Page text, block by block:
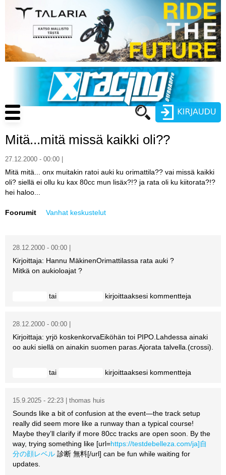
pääsisältöön
Käyttäjätunnus
Main
navigation
ENDURO
YLEISTÄ ALALTA
MEDIATIEDOT
Mitä...mitä missä kaikki oli??
27.12.2000 - 00:00 |
Mitä mitä... onx muitakin ratoi auki ku orimattila?? vai missä kaikki
oli? siellä ei ollu ku kax 80cc mun lisäx?!? ja rata oli ku kiitorata?!?
hei haloo...
Foorumit Vanhat keskustelut
28.12.2000 - 00:00 |
Kirjoittaja: Hannu MäkinenOrimattilassa rata auki ?
Mitkä on aukioloajat ?
tai kirjoittaaksesi kommentteja
28.12.2000 - 00:00 |
Kirjoittaja: yrjö koskenkorvaEiköhän toi PIPO.Lahdessa ainaki
oo auki siellä on ainakin suomen paras.Ajorata talvella.(crossi).
tai kirjoittaaksesi kommentteja
15.9.2025 - 22:23 | thomas huis
Sounds like a bit of confusion at the event—the track setup
really did seem more like a runway than a typical course!
Maybe they’ll clarify if more 80cc tracks are open soon. By the
way, trying something like [url=https://testdebelleza.com/ja]自
分の顔レベル 診断 無料[/url] can be fun while waiting for
updates.